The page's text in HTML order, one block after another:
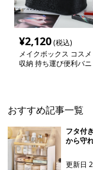
¥2,120(税込)
メイクボックス コスメ
収納 持ち運び便利バニ
おすすめ記事一覧
フタ付
から守
更新日